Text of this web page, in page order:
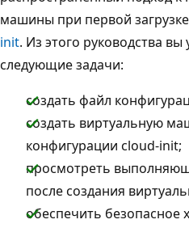
машины при первой
init. Из этого руководства
следующие задачи:
создать файл
создать виртуальную
конфигурации cloud-init;
просмотреть
после создания
обеспечить безопасное